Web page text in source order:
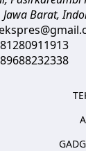
Barat,